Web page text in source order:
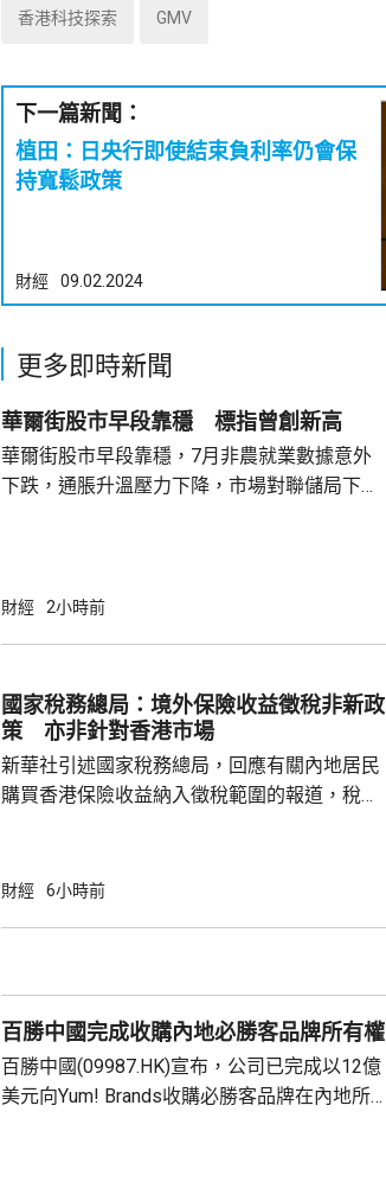
香港科技探索 GMV
下一篇新聞：
植田：日央行即使結束負利率仍會保
持寬鬆政策
財經 09.02.2024
更多即時新聞
華爾街股市早段靠穩 標指曾創新高
華爾街股市早段靠穩，7月非農就業數據意外
下跌，通脹升溫壓力下降，市場對聯儲局下月
53965點，升80點； 標準普爾500指數報7737
財經 2小時前
國家稅務總局：境外保險收益徵稅非新政
策 亦非針對香港市場
新華社引述國家稅務總局，回應有關內地居民
購買香港保險收益納入徵稅範圍的報道，稅務
行納稅義務，境外保險收益也屬於應納稅所得
個人所得稅，是國際通行做法，亦是中國個人
所得稅法實施以來，一直堅持的基本原則...
財經 6小時前
百勝中國完成收購內地必勝客品牌所有權
百勝中國(09987.HK)宣布，公司已完成以12億
美元向Yum! Brands收購必勝客品牌在內地所